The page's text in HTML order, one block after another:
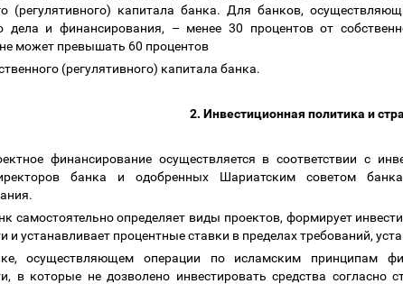
(регулятивного) капитала банка. Для банков,
дела и финансирования, – менее 30 процентов от
может превышать 60 процентов
(регулятивного) капитала банка.
2. Инвестиционная политика и
финансирование осуществляется в соответствии с
банка и одобренных Шариатским советом
самостоятельно определяет виды проектов, формирует
и устанавливает процентные ставки в пределах требований,
осуществляющем операции по исламским принципам
в которые не дозволено инвестировать средства